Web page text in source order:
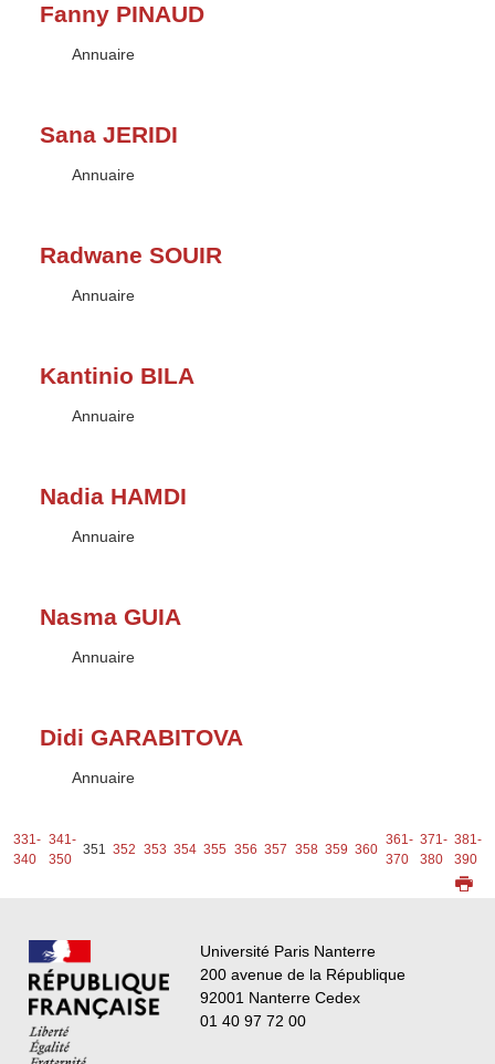
Fanny PINAUD
Type :
Annuaire
Sana JERIDI
Type :
Annuaire
Radwane SOUIR
Type :
Annuaire
Kantinio BILA
Type :
Annuaire
Nadia HAMDI
Type :
Annuaire
Nasma GUIA
Type :
Annuaire
Didi GARABITOVA
Type :
Annuaire
331-
340
341-
350
351 352 353 354 355 356 357 358 359 360
361-
370
371-
380
381-
390
Université Paris Nanterre
200 avenue de la République
92001 Nanterre Cedex
01 40 97 72 00